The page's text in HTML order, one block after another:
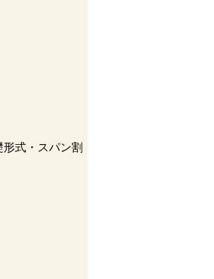
式・スパン割